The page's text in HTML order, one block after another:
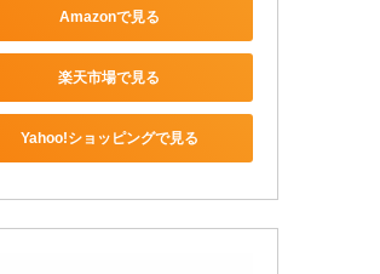
Amazonで見る
楽天市場で見る
Yahoo!ショッピングで見る